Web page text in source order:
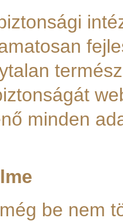
minden
be nem